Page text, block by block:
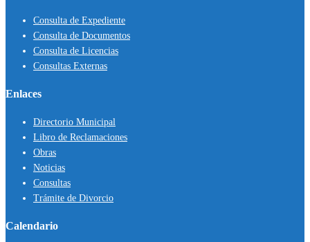
Consulta de Expediente
Consulta de Documentos
Consulta de Licencias
Consultas Externas
Enlaces
Directorio Municipal
Libro de Reclamaciones
Obras
Noticias
Consultas
Trámite de Divorcio
Calendario